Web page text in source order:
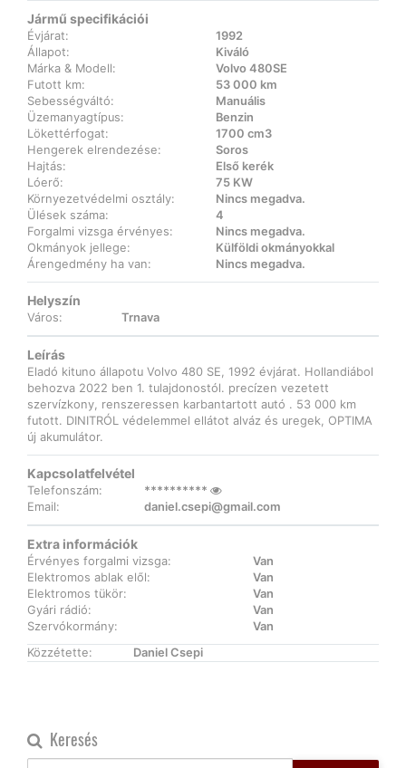
Jármű specifikációi
Évjárat:
1992
Állapot:
Kiváló
Márka & Modell:
Volvo 480SE
Futott km:
53 000 km
Sebességváltó:
Manuális
Üzemanyagtípus:
Benzin
Lökettérfogat:
1700 cm3
Hengerek elrendezése:
Soros
Hajtás:
Első kerék
Lóerő:
75 KW
Környezetvédelmi osztály:
Nincs megadva.
Ülések száma:
4
Forgalmi vizsga érvényes:
Nincs megadva.
Okmányok jellege:
Külföldi okmányokkal
Árengedmény ha van:
Nincs megadva.
Helyszín
Város: Trnava
Leírás
Eladó kituno állapotu Volvo 480 SE, 1992 évjárat. Hollandiábol
behozva 2022 ben 1. tulajdonostól. precízen vezetett
szervízkony, renszeressen karbantartott autó . 53 000 km
futott. DINITRÓL védelemmel ellátot alváz és uregek, OPTIMA
új akumulátor.
Kapcsolatfelvétel
Telefonszám:
**********
Email:
daniel.csepi@gmail.com
Extra információk
Érvényes forgalmi vizsga:
Van
Elektromos ablak elől:
Van
Elektromos tükör:
Van
Gyári rádió:
Van
Szervókormány:
Van
Közzétette:
Daniel Csepi
Keresés